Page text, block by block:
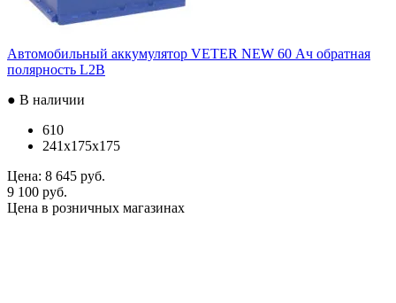
Автомобильный аккумулятор VETER NEW 60 Ач обратная
полярность L2B
● В наличии
610
241x175x175
Цена: 8 645 руб.
9 100 руб.
Цена в розничных магазинах